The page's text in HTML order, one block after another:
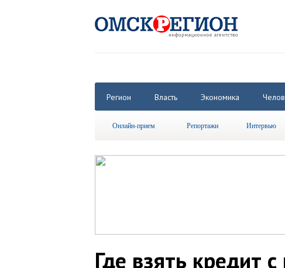
Регион Власть Экономика
Онлайн-прием Репортажи Интервью
Где взять кредит